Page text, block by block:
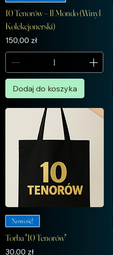
10 Tenorów – Il Mondo (Winyl
Kolekcjonerski)
Cena
150,00 zł
Dodaj do koszyka
Nowość!
Torba "10 Tenorów"
Cena
30,00 zł